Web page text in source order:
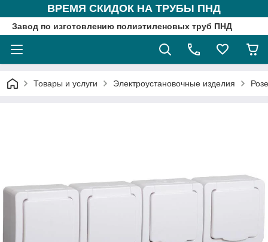
ВРЕМЯ СКИДОК НА ТРУБЫ ПНД
Завод по изготовлению полиэтиленовых труб ПНД
Товары и услуги Электроустановочные изделия